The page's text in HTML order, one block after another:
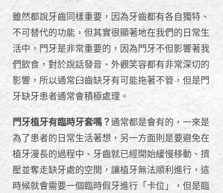
雖然都說牙齒同樣重要，因為牙齒都有各自獨特、
不可替代的功能，但其實很顯著地在我們的日常生
活中，門牙是非常重要的，因為門牙不但影響著我
們飲食，對於說話發音、外觀笑容都有非常深切的
影響，所以通常臼齒缺牙有可能拖著不管，但是門
牙缺牙患者通常會積極處理。
門牙植牙有臨時牙套嗎？通常都是會有的，一來是
為了患者的日常生活著想，另一方面則是要避免在
植牙漫長的過程中、牙齒就已經開始緩慢移動、擠
壓並奪走缺牙處的空間，讓植牙無法順利進行，這
時候就會需要一個臨時假牙進行「卡位」，但是臨